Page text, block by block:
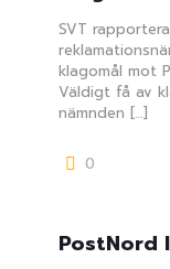
SVT
klagomål mot
Väldigt få av
nämnden […]
0
PostNord